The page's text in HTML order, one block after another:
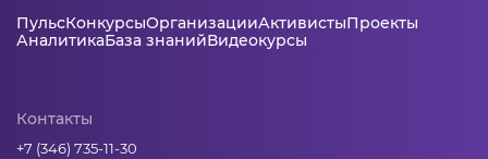
ПульсКонкурсыОрганизацииАктивистыПроекты
АналитикаБаза знанийВидеокурсы
Контакты
+7 (346) 735-11-30